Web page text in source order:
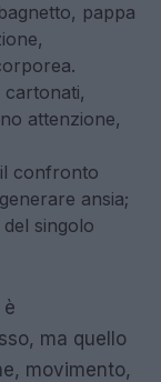
pappa
cartonati,
attenzione,
il confronto
ansia;
singolo
è
ma quello
movimento,